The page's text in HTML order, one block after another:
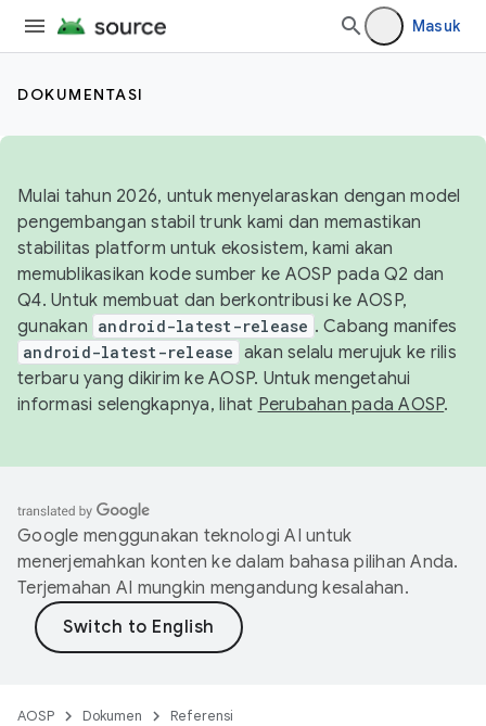
Masuk
DOKUMENTASI
Mulai tahun 2026, untuk menyelaraskan dengan model
pengembangan stabil trunk kami dan memastikan
stabilitas platform untuk ekosistem, kami akan
memublikasikan kode sumber ke AOSP pada Q2 dan
Q4. Untuk membuat dan berkontribusi ke AOSP,
gunakan android-latest-release . Cabang manifes
android-latest-release akan selalu merujuk ke rilis
terbaru yang dikirim ke AOSP. Untuk mengetahui
informasi selengkapnya, lihat Perubahan pada AOSP.
Google menggunakan teknologi AI untuk
menerjemahkan konten ke dalam bahasa pilihan Anda.
Terjemahan AI mungkin mengandung kesalahan.
AOSP Dokumen Referensi